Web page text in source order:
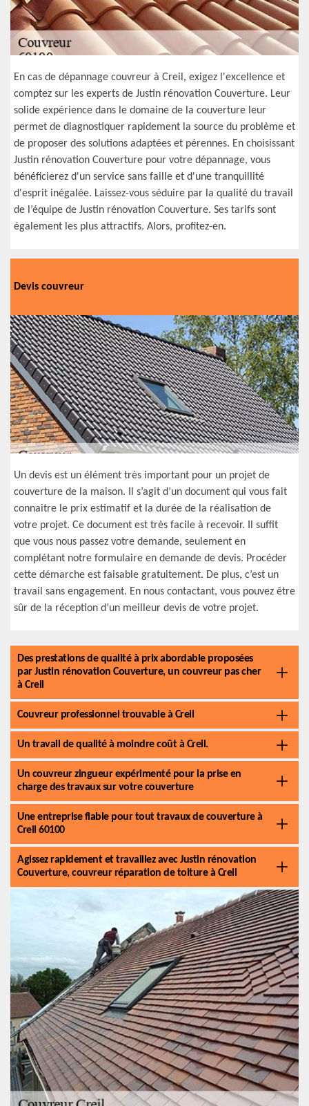
En cas de dépannage couvreur à Creil, exigez l'excellence et
comptez sur les experts de Justin rénovation Couverture. Leur
solide expérience dans le domaine de la couverture leur
permet de diagnostiquer rapidement la source du problème et
de proposer des solutions adaptées et pérennes. En choisissant
Justin rénovation Couverture pour votre dépannage, vous
bénéficierez d'un service sans faille et d'une tranquillité
d'esprit inégalée. Laissez-vous séduire par la qualité du travail
de l’équipe de Justin rénovation Couverture. Ses tarifs sont
également les plus attractifs. Alors, profitez-en.
Devis couvreur
Un devis est un élément très important pour un projet de
couverture de la maison. Il s’agit d’un document qui vous fait
connaitre le prix estimatif et la durée de la réalisation de
votre projet. Ce document est très facile à recevoir. Il suffit
que vous nous passez votre demande, seulement en
complétant notre formulaire en demande de devis. Procéder
cette démarche est faisable gratuitement. De plus, c’est un
travail sans engagement. En nous contactant, vous pouvez être
sûr de la réception d’un meilleur devis de votre projet.
Des prestations de qualité à prix abordable proposées
par Justin rénovation Couverture, un couvreur pas cher
à Creil
Couvreur professionnel trouvable à Creil
Un travail de qualité à moindre coût à Creil.
Un couvreur zingueur expérimenté pour la prise en
charge des travaux sur votre couverture
Une entreprise fiable pour tout travaux de couverture à
Creil 60100
Agissez rapidement et travaillez avec Justin rénovation
Couverture, couvreur réparation de toiture à Creil